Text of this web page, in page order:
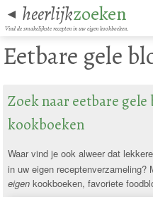
◄ heerlijkzoeken
Vind de smakelijkste recepten in uw eigen kookboeken.
Eetbare gele
Zoek naar eetbare
kookboeken
Waar vind je ook alweer dat
in uw eigen receptenverzameling?
eigenkookboeken, favoriete